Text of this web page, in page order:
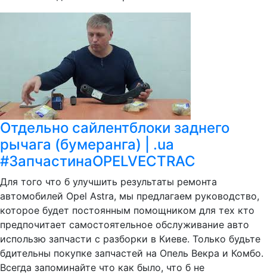
Отдельно сайлентблоки заднего
рычага (бумеранга) | .ua
#ЗапчастинаOPELVECTRAC
Для того что б улучшить результаты ремонта
автомобилей Opel Astra, мы предлагаем руководство,
которое будет постоянным помощником для тех кто
предпочитает самостоятельное обслуживание авто
использю запчасти с разборки в Киеве. Только будьте
бдительны покупке запчастей на Опель Векра и Комбо.
Всегда запоминайте что как было, что б не